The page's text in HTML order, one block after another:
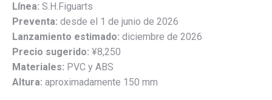
Línea: S.H.Figuarts
Preventa: desde el 1 de junio de 2026
Lanzamiento estimado: diciembre de 2026
Precio sugerido: ¥8,250
Materiales: PVC y ABS
Altura: aproximadamente 150 mm